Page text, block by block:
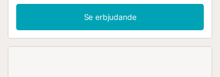
branta sluttningar. Högt upp på området, med ett
fantastiskt läge, ligger den attraktiva restaurangen/baren
med en stor terrass som vetter mot den trevliga poolen
direkt nedanför. Det finns terrasserade, platta ytor för
Se erbjudande